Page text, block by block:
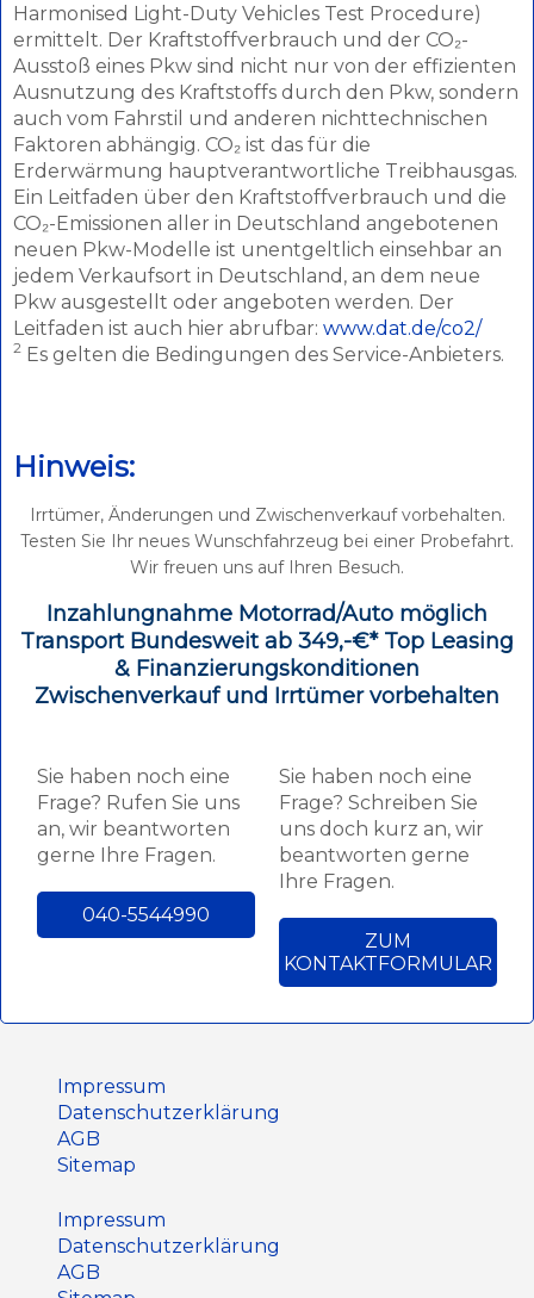
Harmonised Light-Duty Vehicles Test Procedure)
ermittelt. Der Kraftstoffverbrauch und der CO₂-
Ausstoß eines Pkw sind nicht nur von der effizienten
Ausnutzung des Kraftstoffs durch den Pkw, sondern
auch vom Fahrstil und anderen nichttechnischen
Faktoren abhängig. CO₂ ist das für die
Erderwärmung hauptverantwortliche Treibhausgas.
Ein Leitfaden über den Kraftstoffverbrauch und die
CO₂-Emissionen aller in Deutschland angebotenen
neuen Pkw-Modelle ist unentgeltlich einsehbar an
jedem Verkaufsort in Deutschland, an dem neue
Pkw ausgestellt oder angeboten werden. Der
Leitfaden ist auch hier abrufbar: www.dat.de/co2/
2 Es gelten die Bedingungen des Service-Anbieters.
Hinweis:
Irrtümer, Änderungen und Zwischenverkauf vorbehalten.
Testen Sie Ihr neues Wunschfahrzeug bei einer Probefahrt.
Wir freuen uns auf Ihren Besuch.
Inzahlungnahme Motorrad/Auto möglich
Transport Bundesweit ab 349,-€* Top Leasing
& Finanzierungskonditionen
Zwischenverkauf und Irrtümer vorbehalten
Sie haben noch eine
Frage? Rufen Sie uns
an, wir beantworten
gerne Ihre Fragen.
040-5544990
Sie haben noch eine
Frage? Schreiben Sie
uns doch kurz an, wir
beantworten gerne
Ihre Fragen.
ZUM
KONTAKTFORMULAR
Impressum
Datenschutz­erklärung
AGB
Sitemap
Impressum
Datenschutz­erklärung
AGB